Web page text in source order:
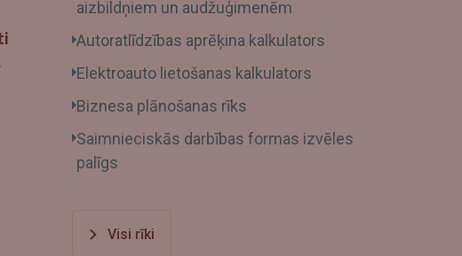
aizbildņiem un audžuģimenēm
Autoratlīdzības aprēķina kalkulators
Elektroauto lietošanas kalkulators
Biznesa plānošanas rīks
Saimnieciskās darbības formas izvēles
palīgs
Visi rīki